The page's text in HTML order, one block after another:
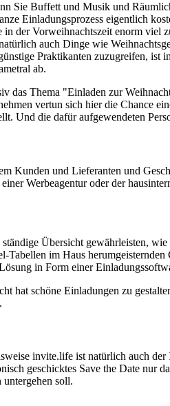
Sie Buffett und Musik und
Einladungsprozess eigentlich
der Vorweihnachtszeit enorm
auch Dinge wie
Praktikanten zuzugreifen,
ab.
das Thema "Einladen zur
vertun sich hier die Chance
Und die dafür aufgewendeten
Kunden und Lieferanten und
Werbeagentur oder der
ständige Übersicht gewährleisten,
im Haus
in Form einer
hat schöne Einladungen zu
invite.life ist natürlich auch
geschicktes Save the Date
soll.